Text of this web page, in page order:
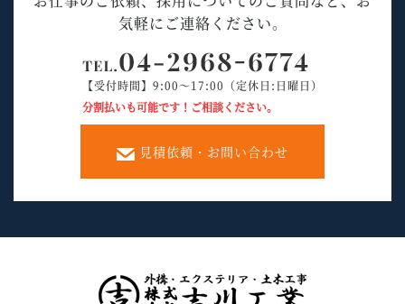
気軽にご連絡ください。
【受付時間】9:00～17:00（定休日:日曜日）
分割払いも可能です！ご相談ください。
見積依頼・お問い合わせ